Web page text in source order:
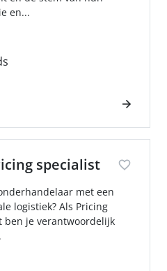
en...
specialist
met een
logistiek? Als Pricing
ben je verantwoordelijk